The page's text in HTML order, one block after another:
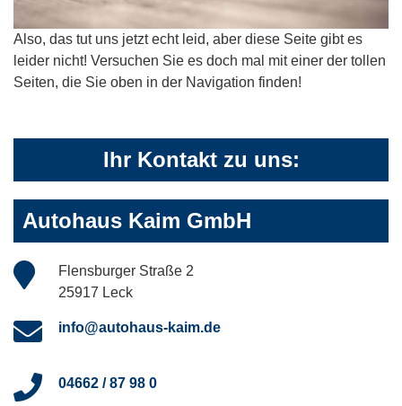
Also, das tut uns jetzt echt leid, aber diese Seite gibt es
leider nicht! Versuchen Sie es doch mal mit einer der tollen
Seiten, die Sie oben in der Navigation finden!
Ihr Kontakt zu uns:
Autohaus Kaim GmbH
Flensburger Straße 2
25917 Leck
info@autohaus-kaim.de
04662 / 87 98 0